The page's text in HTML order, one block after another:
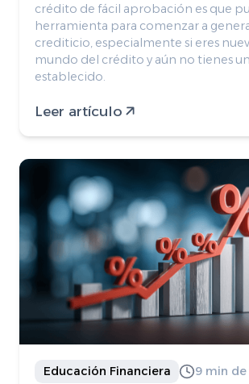
crédito de fácil aprobación es que
herramienta para comenzar a
crediticio, especialmente si eres
mundo del crédito y aún no tienes
establecido.
Leer artículo
Educación Financiera 9 min